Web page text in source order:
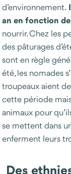
d’environnement.
an en fonction
nourrir. Chez les
des pâturages
sont en règle
été, les nomades
troupeaux aient
cette période
animaux pour
se mettent dans
enferment leurs
Des